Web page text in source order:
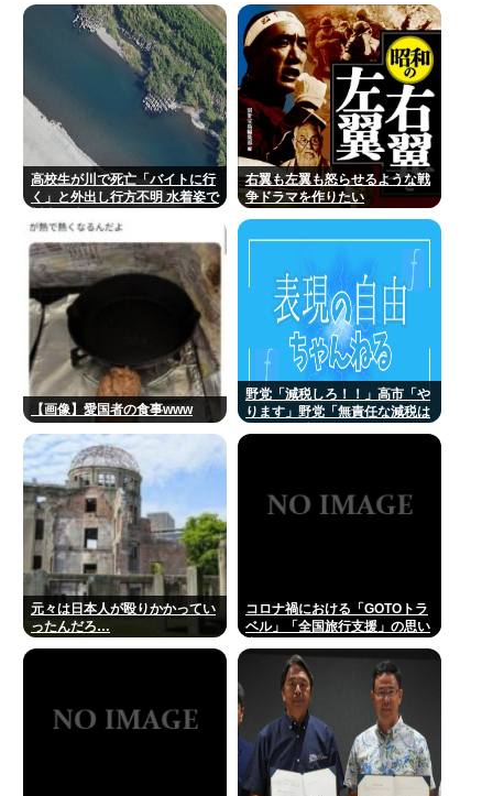
よなとか」
高校生が川で死亡「バイトに行
く」と外出し行方不明 水着姿で
右翼も左翼も怒らせるような戦
争ドラマを作りたい
【画像】愛国者の食事www
野党「減税しろ！！」高市「や
ります」野党「無責任な減税は
元々は日本人が殴りかかってい
ったんだろ…
コロナ禍における「GOTOトラ
ベル」「全国旅行支援」の思い